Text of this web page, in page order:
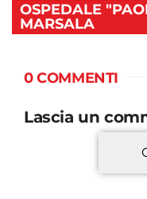
OSPEDALE
MARSALA
0 COMMENTI
Lascia un